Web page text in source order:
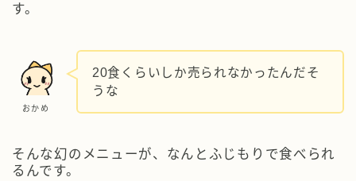
す。
おかめ
20食くらいしか売られなかったんだそ
うな
そんな幻のメニューが、なんとふじもりで食べられ
るんです。